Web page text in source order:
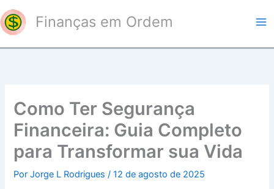
para
conteúdo
Finanças em Ordem
Como Ter Segurança
Financeira: Guia Completo
para Transformar sua Vida
PorJorge L Rodrigues/12 de agosto de 2025